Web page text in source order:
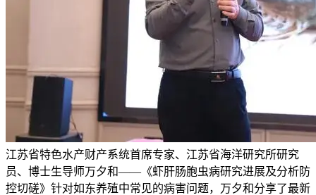
江苏省特色水产财产系统首席专家、江苏省海洋研究所研究
员、博士生导师万夕和——《虾肝肠胞虫病研究进展及分析防
控切磋》针对如东养殖中常见的病害问题，万夕和分享了最新